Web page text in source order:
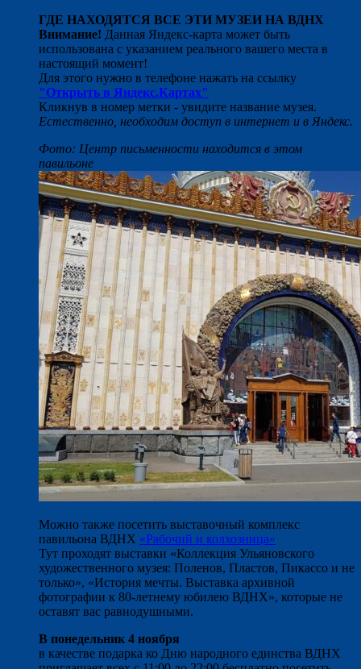
ГДЕ НАХОДЯТСЯ ВСЕ ЭТИ МУЗЕИ НА ВДНХ
Внимание! Данная Яндекс-карта может быть
использована с указанием реального вашего места в
настоящий момент!
Для этого нужно в телефоне нажать на ссылку
"Открыть в Яндекс.Картах"
Кликнув в номер метки - увидите название музея.
Естественно, необходим доступ в интернет и в Яндекс.
Фото: Центр письменности находится в этом
павильоне
Можно также посетить выставочный комплекс
павильона ВДНХ «Рабочий и колхозница»
Тут проходят выставки «Коллекция Ульяновского
художественного музея: Поленов, Пластов, Пикассо и не
только», «История мечты. Выставка архивной
фотографии к 80-летнему юбилею ВДНХ», которые не
оставят вас равнодушными.
В понедельник 4 ноября
в качестве подарка ко Дню народного единства ВДНХ